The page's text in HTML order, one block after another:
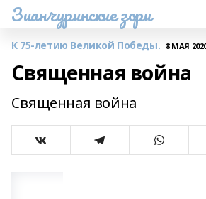
Зианчуринские зори
К 75-летию Великой Победы. 8 МАЯ
Священная война
Священная война